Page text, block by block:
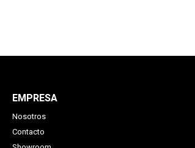
EMPRESA
Nosotros
Contacto